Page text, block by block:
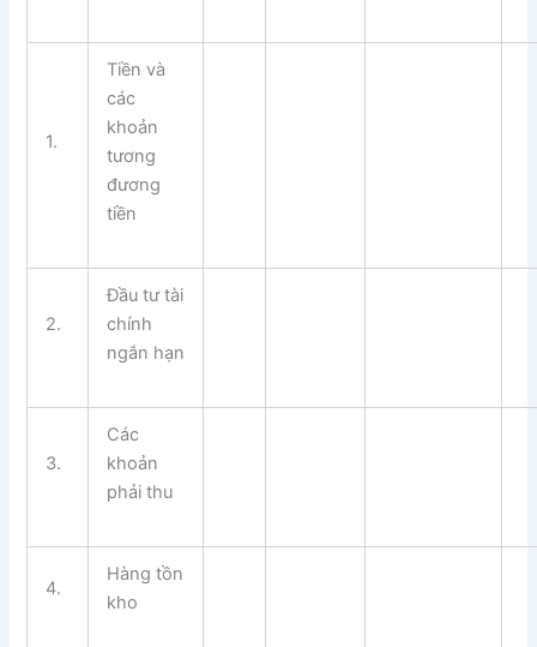
1.
Tiền và
các
khoản
tương
đương
tiền
2.
Đầu tư tài
chính
ngắn hạn
3.
Các
khoản
phải thu
4.
Hàng tồn
kho